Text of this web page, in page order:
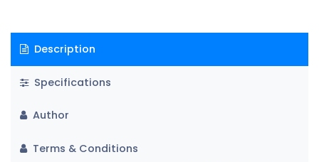
কে একটি গুরুত্বপূর্ণ সিরিয়াস সাহিত্যধারা মনে করি। সাহিত্যে মৌলিকত্ব বলে কিছু আছে
কী না তা নিয়ে প্রশ্ন করা যেতেই পারে। তবু একজন চিকিৎসা বিজ্ঞানী ও চিকিৎসা শাস্ত্রের
মানুষ হয়ে চিকিৎসা বিজ্ঞানের নানান রকমের অবিস্কার, ভবিষ্যৎ চিন্তা ইত্যাদি মৌলিক গল্প
হয়ে উঠেছে আমার লেখার মূল বিষয়। প্রথম সায়েন্স ফিকশন “আয়ুষ্কাল ও ত্রিমিলার
ধারণাটি ব্যবহার করি যার আবিষ্কারক হিসাবে ঠিক পরের বছর নোবেল পুরস্কার পান ডক্টর
“এমএসআই ফ্যাকাল্টি স্কলার এওয়ার্ড” ডক্টর এলিযাবেথ ব্ল্যাকবার্নের হাতে থেকে
Description
Specifications
Author
Terms & Conditions